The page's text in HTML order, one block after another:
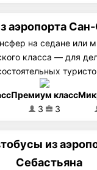
аэропорта
на седане или
класса — для
Премиум класс
3
3
из
Себастьяна